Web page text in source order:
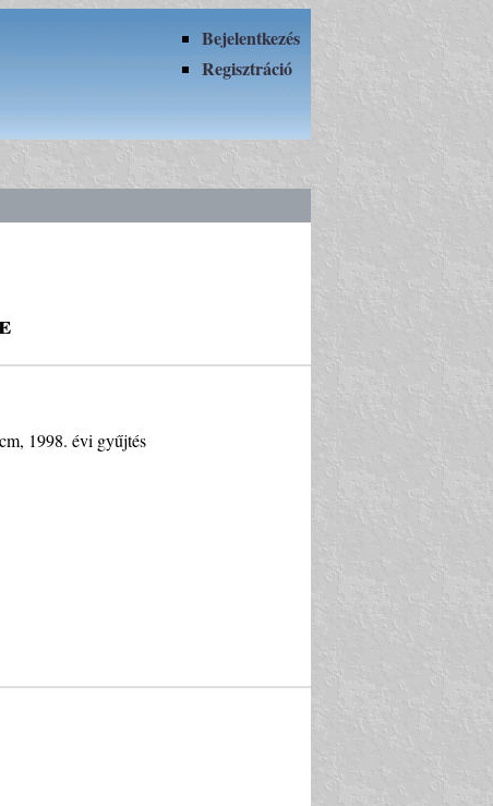
Bejelentkezés
Regisztráció
1998. évi gyűjtés